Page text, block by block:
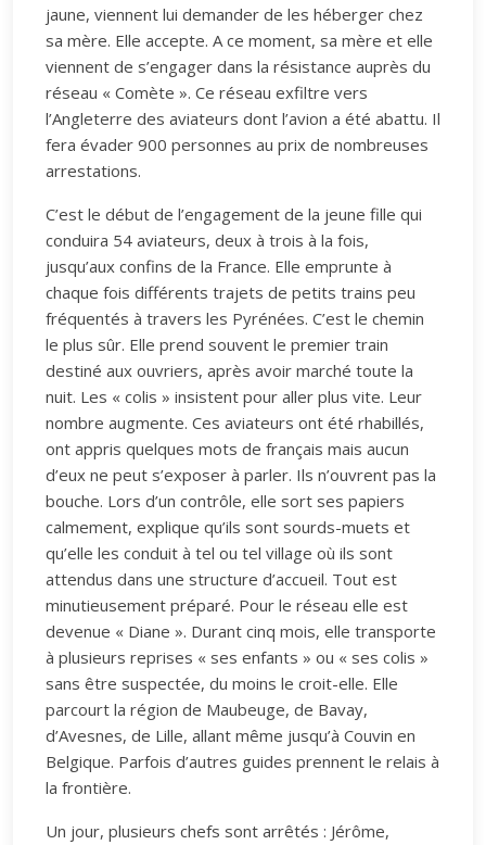
jaune, viennent lui demander de les héberger chez
sa mère. Elle accepte. A ce moment, sa mère et elle
viennent de s’engager dans la résistance auprès du
réseau « Comète ». Ce réseau exfiltre vers
l’Angleterre des aviateurs dont l’avion a été abattu. Il
fera évader 900 personnes au prix de nombreuses
arrestations.
C’est le début de l’engagement de la jeune fille qui
conduira 54 aviateurs, deux à trois à la fois,
jusqu’aux confins de la France. Elle emprunte à
chaque fois différents trajets de petits trains peu
fréquentés à travers les Pyrénées. C’est le chemin
le plus sûr. Elle prend souvent le premier train
destiné aux ouvriers, après avoir marché toute la
nuit. Les « colis » insistent pour aller plus vite. Leur
nombre augmente. Ces aviateurs ont été rhabillés,
ont appris quelques mots de français mais aucun
d’eux ne peut s’exposer à parler. Ils n’ouvrent pas la
bouche. Lors d’un contrôle, elle sort ses papiers
calmement, explique qu’ils sont sourds-muets et
qu’elle les conduit à tel ou tel village où ils sont
attendus dans une structure d’accueil. Tout est
minutieusement préparé. Pour le réseau elle est
devenue « Diane ». Durant cinq mois, elle transporte
à plusieurs reprises « ses enfants » ou « ses colis »
sans être suspectée, du moins le croit-elle. Elle
parcourt la région de Maubeuge, de Bavay,
d’Avesnes, de Lille, allant même jusqu’à Couvin en
Belgique. Parfois d’autres guides prennent le relais à
la frontière.
Un jour, plusieurs chefs sont arrêtés : Jérôme,